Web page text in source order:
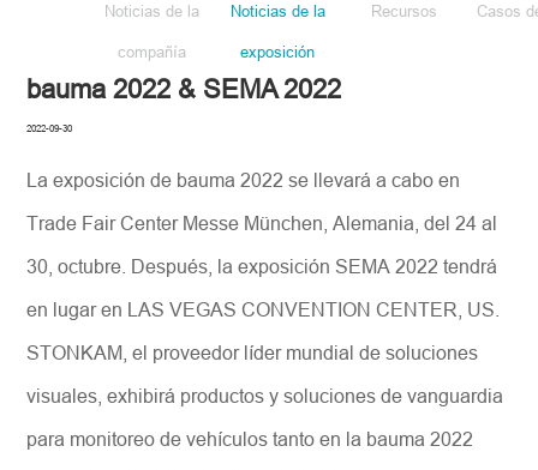
Noticias de la
compañía
Noticias de la
exposición
Recursos Casos
bauma 2022 & SEMA 2022
2022-09-30
La exposición de bauma 2022 se llevará a cabo en
Trade Fair Center Messe München, Alemania, del 24 al
30, octubre. Después, la exposición SEMA 2022 tendrá
en lugar en LAS VEGAS CONVENTION CENTER, US.
STONKAM, el proveedor líder mundial de soluciones
visuales, exhibirá productos y soluciones de vanguardia
para monitoreo de vehículos tanto en la bauma 2022